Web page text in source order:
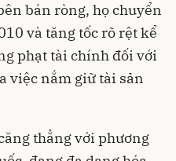
bán ròng, họ chuyển
và tăng tốc rõ rệt kể
phạt tài chính đối với
việc nắm giữ tài sản
thẳng với phương